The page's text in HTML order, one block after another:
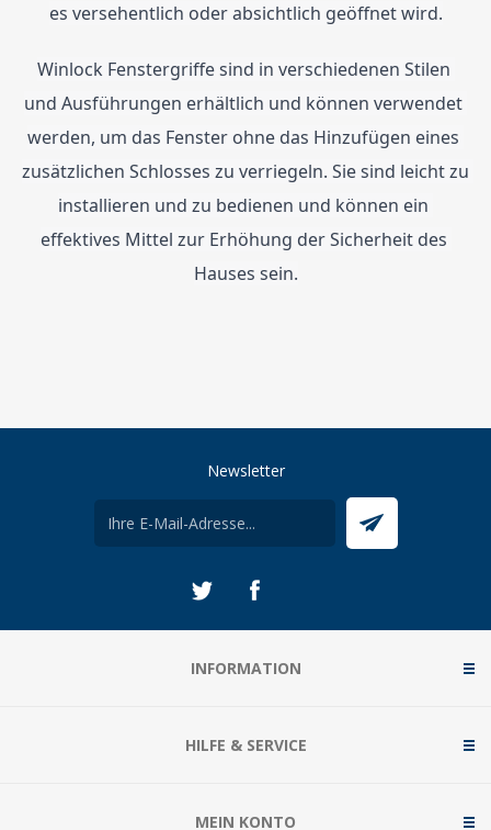
es versehentlich oder absichtlich geöffnet wird.
Winlock Fenstergriffe sind in verschiedenen Stilen
und Ausführungen erhältlich und können verwendet
werden, um das Fenster ohne das Hinzufügen eines
zusätzlichen Schlosses zu verriegeln. Sie sind leicht zu
installieren und zu bedienen und können ein
effektives Mittel zur Erhöhung der Sicherheit des
Hauses sein.
Newsletter
INFORMATION
HILFE & SERVICE
MEIN KONTO